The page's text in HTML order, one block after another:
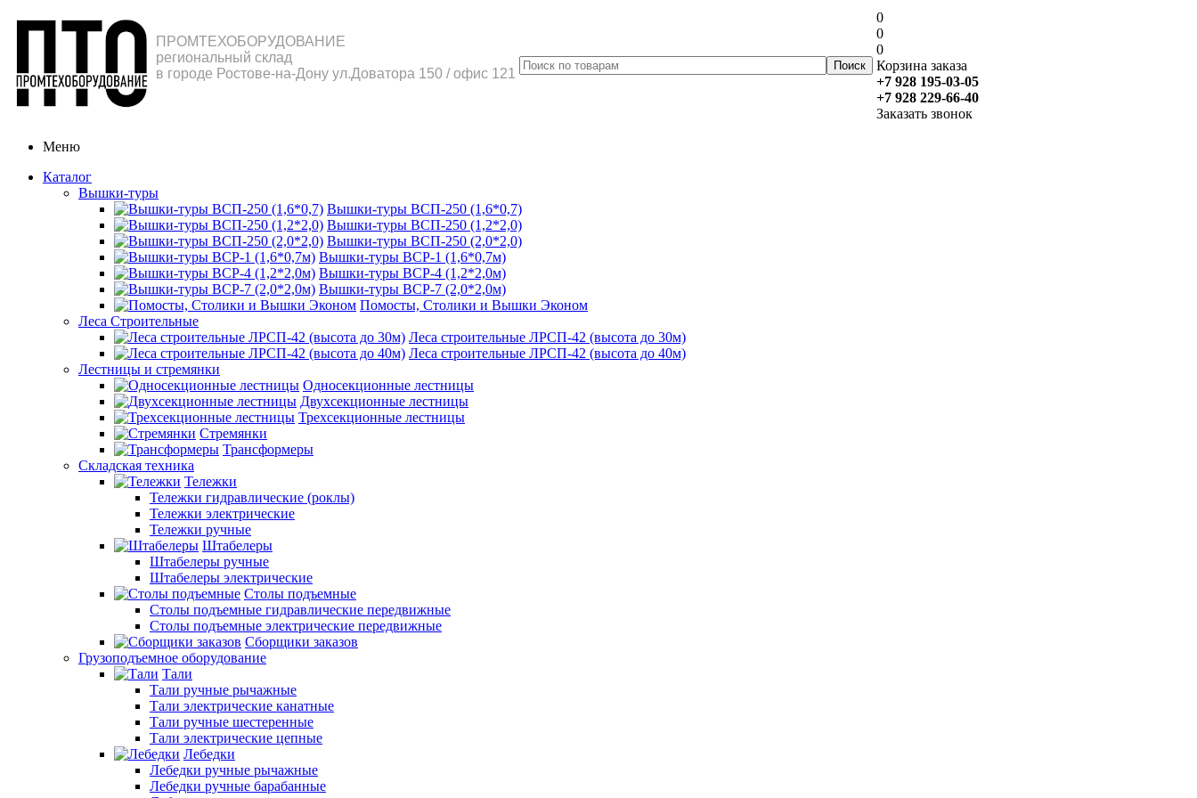
ПРОМТЕХОБОРУДОВАНИЕ
региональный склад
в городе Ростове-на-Дону ул.Доватора 150 / офис 121
0
0
0
Корзина заказа
+7 928 195-03-05
+7 928 229-66-40
Заказать звонок
Меню
Каталог
Вышки-туры
Вышки-туры ВСП-250 (1,6*0,7)
Вышки-туры ВСП-250 (1,2*2,0)
Вышки-туры ВСП-250 (2,0*2,0)
Вышки-туры ВСР-1 (1,6*0,7м)
Вышки-туры ВСР-4 (1,2*2,0м)
Вышки-туры ВСР-7 (2,0*2,0м)
Помосты, Столики и Вышки Эконом
Леса Строительные
Леса строительные ЛРСП-42 (высота до 30м)
Леса строительные ЛРСП-42 (высота до 40м)
Лестницы и стремянки
Односекционные лестницы
Двухсекционные лестницы
Трехсекционные лестницы
Стремянки
Трансформеры
Складская техника
Тележки
Тележки гидравлические (роклы)
Тележки электрические
Тележки ручные
Штабелеры
Штабелеры ручные
Штабелеры электрические
Столы подъемные
Столы подъемные гидравлические передвижные
Столы подъемные электрические передвижные
Сборщики заказов
Грузоподъемное оборудование
Тали
Тали ручные рычажные
Тали электрические канатные
Тали ручные шестеренные
Тали электрические цепные
Лебедки
Лебедки ручные рычажные
Лебедки ручные барабанные